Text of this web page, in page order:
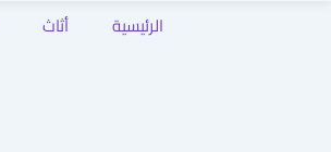
الرئيسية أثاث